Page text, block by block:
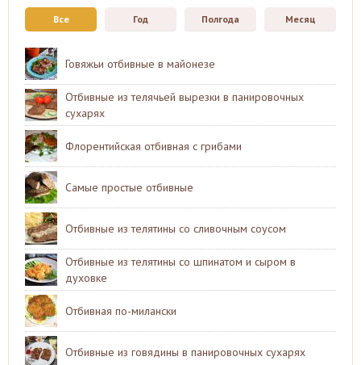
Все Год Полгода Месяц
Говяжьи отбивные в майонезе
Отбивные из телячьей вырезки в панировочных
сухарях
Флорентийская отбивная с грибами
Самые простые отбивные
Отбивные из телятины со сливочным соусом
Отбивные из телятины со шпинатом и сыром в
духовке
Отбивная по-милански
Отбивные из говядины в панировочных сухарях